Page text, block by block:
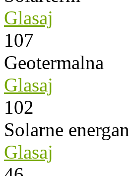
Glasaj
107
Geotermalna
Glasaj
102
Solarne
Glasaj